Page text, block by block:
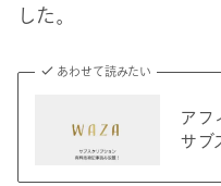
した。
あわせて読みたい
アフ
サブ